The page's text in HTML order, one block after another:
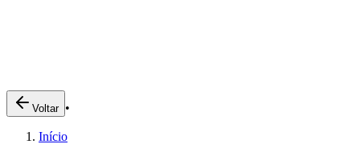
Pedidos Online
Trabalhe Conosco
Voltar •
Início